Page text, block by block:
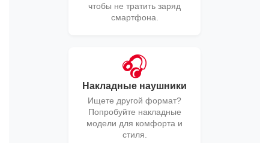
чтобы не тратить заряд
смартфона.
🎧
Накладные наушники
Ищете другой формат?
Попробуйте накладные
модели для комфорта и
стиля.